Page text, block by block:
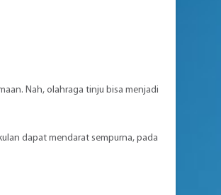
Nah, olahraga tinju bisa menjadi
dapat mendarat sempurna, pada